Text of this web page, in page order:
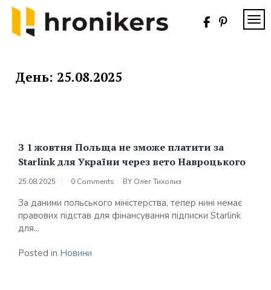
Skip
content
День: 25.08.2025
З 1 жовтня Польща не зможе платити за
Starlink для України через вето Навроцького
25.08.2025 0 Comments BY Олег Тихолиз
За даними польського міністерства, тепер нині немає
правових підстав для фінансування підписки Starlink
для...
Posted in Новини